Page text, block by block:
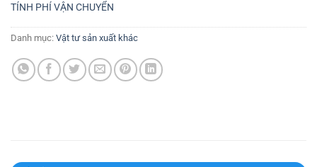
TÍNH PHÍ VẬN CHUYỂN
Danh mục: Vật tư sản xuất khác